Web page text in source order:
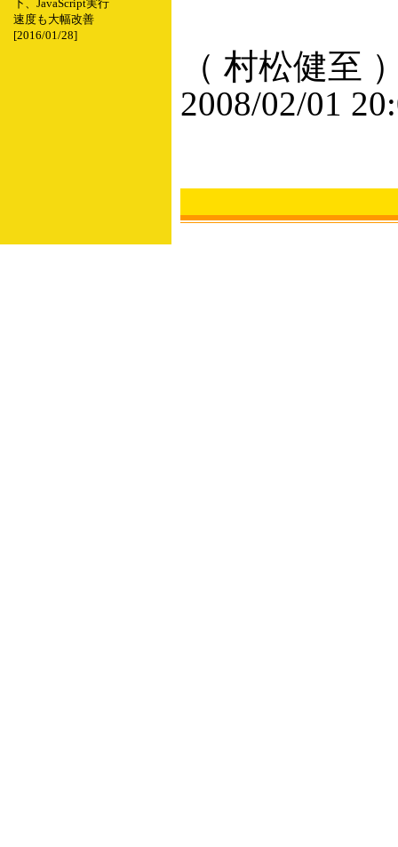
下、JavaScript実行
速度も大幅改善
[2016/01/28]
（ 村松健至
2008/02/01